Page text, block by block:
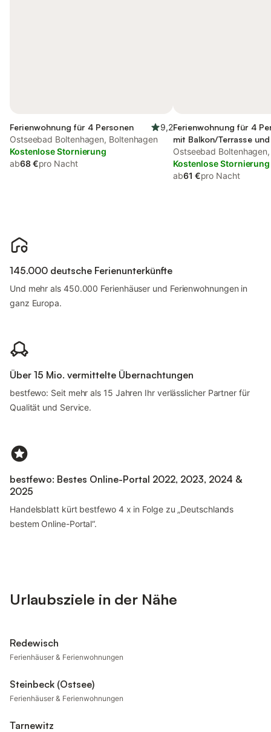
Ferienwohnung für 4 Personen
9,2
Ostseebad Boltenhagen, Boltenhagen
Kostenlose Stornierung
ab68 €pro Nacht
Ferienwohnung für 4
mit Balkon/Terrasse
Ostseebad
Kostenlose Stornierung
ab61 €pro Nacht
145.000 deutsche Ferienunterkünfte
Und mehr als 450.000 Ferienhäuser und Ferienwohnungen in
ganz Europa.
Über 15 Mio. vermittelte Übernachtungen
bestfewo: Seit mehr als 15 Jahren Ihr verlässlicher Partner für
Qualität und Service.
bestfewo: Bestes Online-Portal 2022, 2023, 2024 &
2025
Handelsblatt kürt bestfewo 4 x in Folge zu „Deutschlands
bestem Online-Portal“.
Urlaubsziele in der Nähe
Redewisch
Ferienhäuser & Ferienwohnungen
Steinbeck (Ostsee)
Ferienhäuser & Ferienwohnungen
Tarnewitz